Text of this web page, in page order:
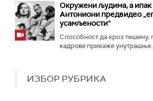
Окружени људима, а ипак
Антониони предвидео
усамљености“
Способност да кроз тишину,
кадрове прикаже
ИЗБОР РУБРИКА